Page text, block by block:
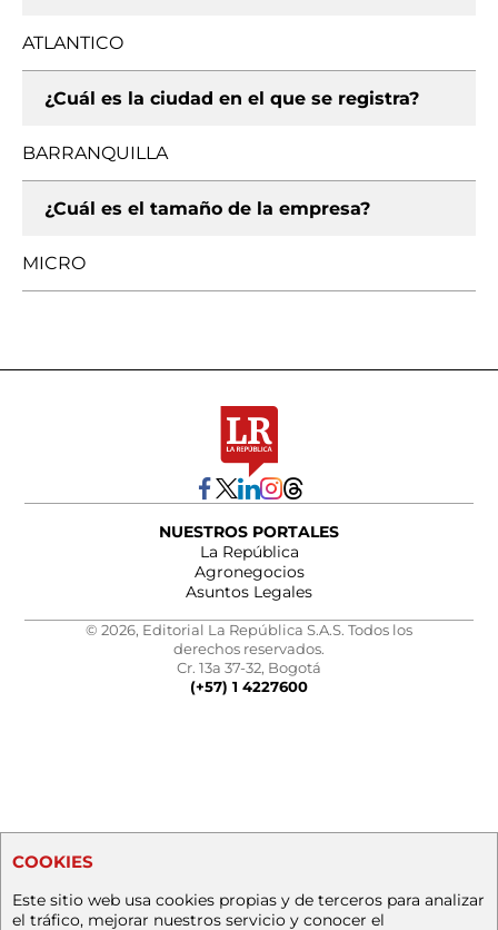
ATLANTICO
¿Cuál es la ciudad en el que se registra?
BARRANQUILLA
¿Cuál es el tamaño de la empresa?
MICRO
NUESTROS PORTALES
La República
Agronegocios
Asuntos Legales
© 2026, Editorial La República S.A.S. Todos los
derechos reservados.
Cr. 13a 37-32, Bogotá
(+57) 1 4227600
COOKIES
Este sitio web usa cookies propias y de terceros para analizar
el tráfico, mejorar nuestros servicio y conocer el